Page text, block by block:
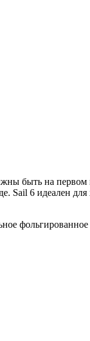
быть на
Sail 6 идеален